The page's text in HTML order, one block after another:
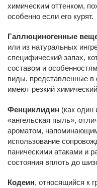
химическим оттенком,
особенно если его курят.
Галлюциногенные
или из натуральных
специфический запах,
составом и
виды, представленные в
имеют резкий
Фенциклидин (как один
«ангельская пыль»,
ароматом,
использование
паническими атаками и
состояния вплоть до
Кодеин, относящийся к